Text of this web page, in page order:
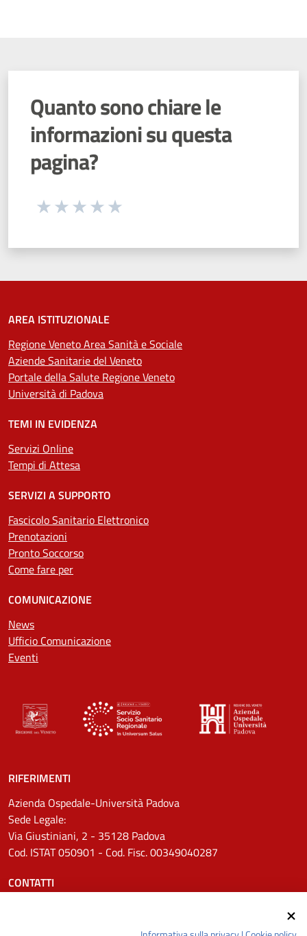
Quanto sono chiare le
informazioni su questa
pagina?
Seleziona una valutazione da 1 a 5 stelle
AREA ISTITUZIONALE
Regione Veneto Area Sanità e Sociale
Aziende Sanitarie del Veneto
Portale della Salute Regione Veneto
Università di Padova
TEMI IN EVIDENZA
Servizi Online
Tempi di Attesa
SERVIZI A SUPPORTO
Fascicolo Sanitario Elettronico
Prenotazioni
Pronto Soccorso
Come fare per
COMUNICAZIONE
News
Ufficio Comunicazione
Eventi
RIFERIMENTI
Azienda Ospedale-Università Padova
Sede Legale:
Via Giustiniani, 2 - 35128 Padova
Cod. ISTAT 050901 - Cod. Fisc. 00349040287
CONTATTI